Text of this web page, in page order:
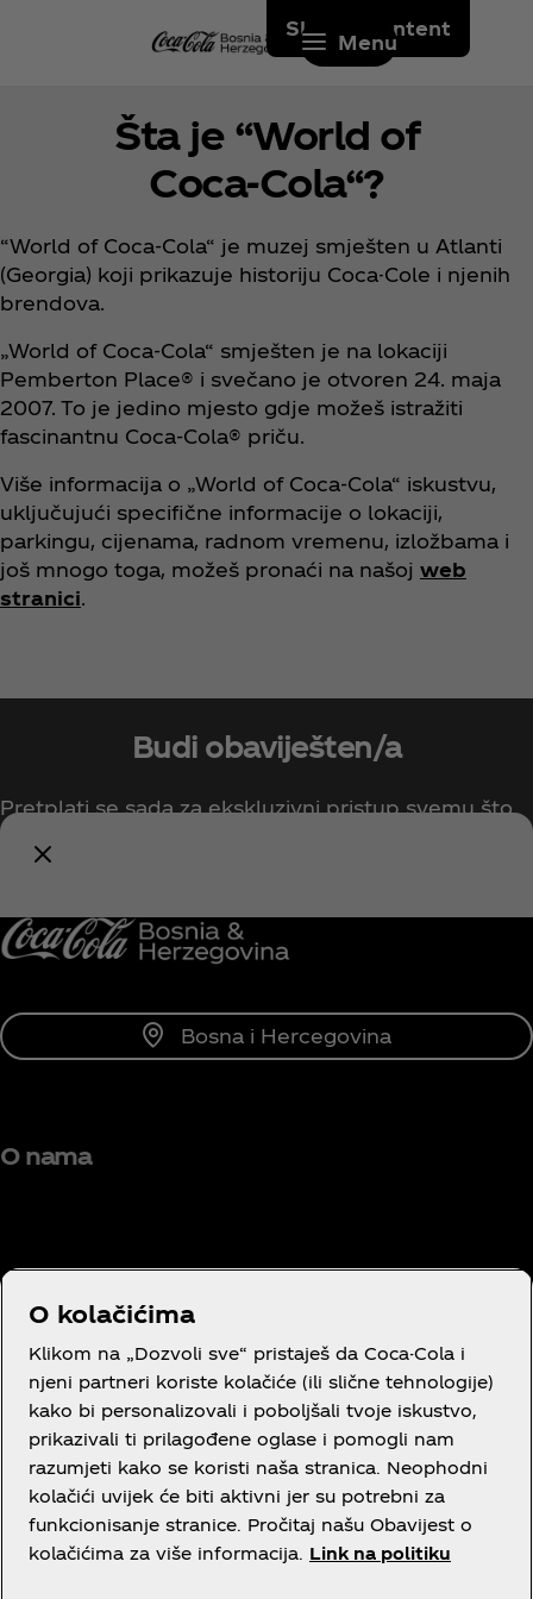
Skip to content
Menu
Šta je “World of
Coca‑Cola“?
“World of Coca‑Cola“ je muzej smješten u Atlanti
(Georgia) koji prikazuje historiju Coca-Cole i njenih
brendova.
„World of Coca‑Cola“ smješten je na lokaciji
Pemberton Place® i svečano je otvoren 24. maja
2007. To je jedino mjesto gdje možeš istražiti
fascinantnu Coca‑Cola® priču.
Više informacija o „World of Coca‑Cola“ iskustvu,
uključujući specifične informacije o lokaciji,
parkingu, cijenama, radnom vremenu, izložbama i
još mnogo toga, možeš pronaći na našoj web
stranici.
Budi obaviješten/a
Pretplati se sada za ekskluzivni pristup svemu što
se tiče Coca-Cole!
Bosna i Hercegovina
O nama
Trebaš pomoć?
Pravni tekst
O kolačićima
Klikom na „Dozvoli sve“ pristaješ da Coca-Cola i
njeni partneri koriste kolačiće (ili slične tehnologije)
kako bi personalizovali i poboljšali tvoje iskustvo,
prikazivali ti prilagođene oglase i pomogli nam
razumjeti kako se koristi naša stranica. Neophodni
kolačići uvijek će biti aktivni jer su potrebni za
funkcionisanje stranice. Pročitaj našu Obavijest o
kolačićima za više informacija. Link na politiku